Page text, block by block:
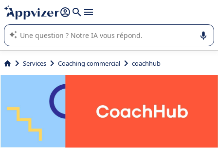
répondre (plusieurs lignes avec
L'IA de Appvizer vous guide dans l'utilisation ou la sélection de
logiciel SaaS en entreprise.
Services Coaching commercial coachhub